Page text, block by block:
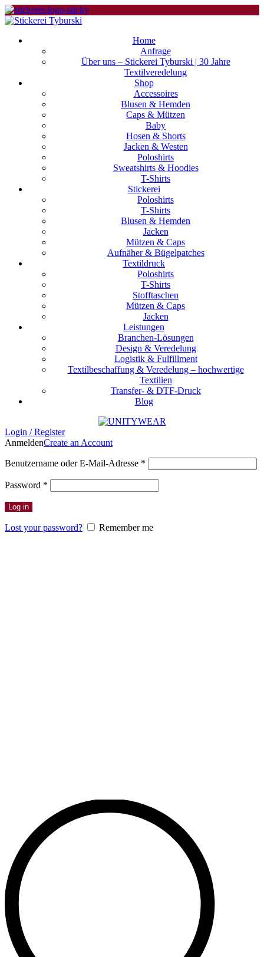
Home
Anfrage
Über uns – Stickerei Tyburski | 30 Jahre
Textilveredelung
Shop
Accessoires
Blusen & Hemden
Caps & Mützen
Baby
Hosen & Shorts
Jacken & Westen
Poloshirts
Sweatshirts & Hoodies
T-Shirts
Stickerei
Poloshirts
T-Shirts
Blusen & Hemden
Jacken
Mützen & Caps
Aufnäher & Bügelpatches
Textildruck
Poloshirts
T-Shirts
Stofftaschen
Mützen & Caps
Jacken
Leistungen
Branchen-Lösungen
Design & Veredelung
Logistik & Fulfillment
Textilbeschaffung & Veredelung – hochwertige
Textilien
Transfer- & DTF-Druck
Blog
Login / Register
AnmeldenCreate an Account
Benutzername oder E-Mail-Adresse *
Password *
Log in
Lost your password? Remember me